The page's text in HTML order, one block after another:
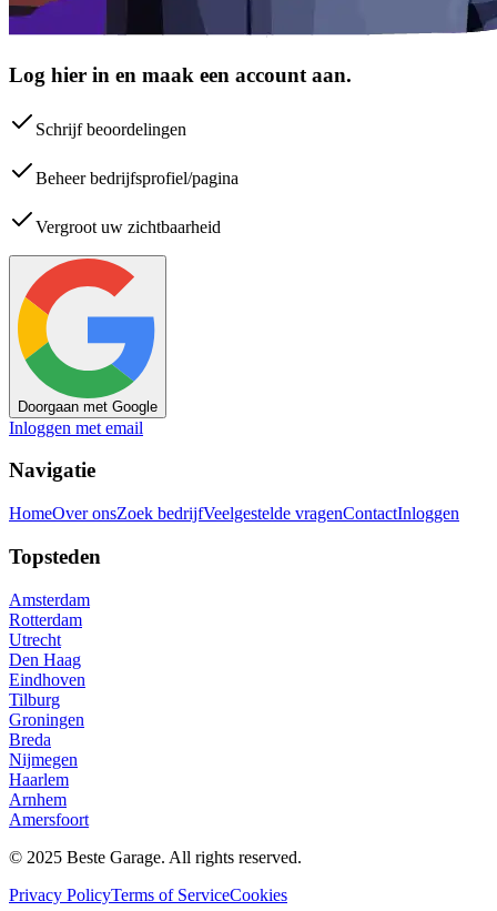
Log hier in en maak een account aan.
Schrijf beoordelingen
Beheer bedrijfsprofiel/pagina
Vergroot uw zichtbaarheid
Doorgaan met Google
Inloggen met email
Navigatie
HomeOver onsZoek bedrijfVeelgestelde vragenContactInloggen
Topsteden
Amsterdam
Rotterdam
Utrecht
Den Haag
Eindhoven
Tilburg
Groningen
Breda
Nijmegen
Haarlem
Arnhem
Amersfoort
© 2025 Beste Garage. All rights reserved.
Privacy PolicyTerms of ServiceCookies